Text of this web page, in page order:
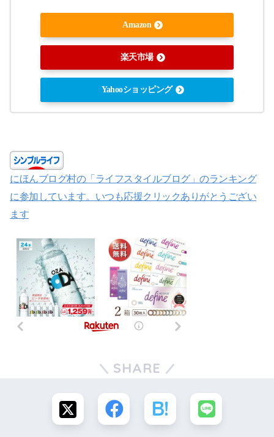
Amazon
楽天市場
Yahooショッピング
にほんブログ村の「ライフスタイルブログ」のランキング
に参加しています。いつも応援クリックありがとうござい
ます
SHARE